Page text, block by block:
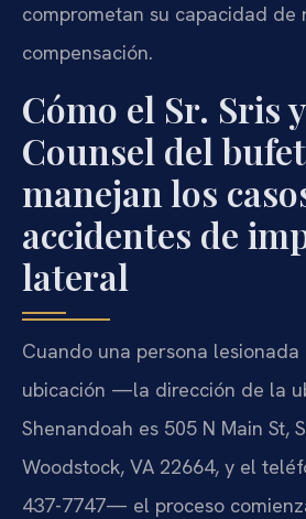
comprometan su capacidad de
compensación.
Cómo el Sr. Sris
Counsel del
manejan los
accidentes de
lateral
Cuando una persona
ubicación —la dirección de la
Shenandoah es 505 N Main St,
Woodstock, VA 22664, y el
437-7747— el proceso